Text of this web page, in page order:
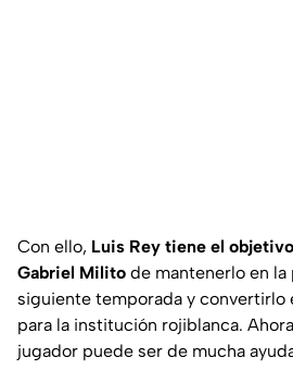
Con ello, Luis Rey tiene el
Gabriel Milito de mantenerlo en la
siguiente temporada y convertirlo
para la institución rojiblanca.
jugador puede ser de mucha